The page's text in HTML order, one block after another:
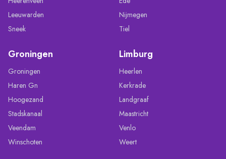
Leeuwarden
Sneek
Nijmegen
Tiel
Groningen
Groningen
Haren Gn
Hoogezand
Stadskanaal
Veendam
Winschoten
Limburg
Heerlen
Kerkrade
Landgraaf
Maastricht
Venlo
Weert